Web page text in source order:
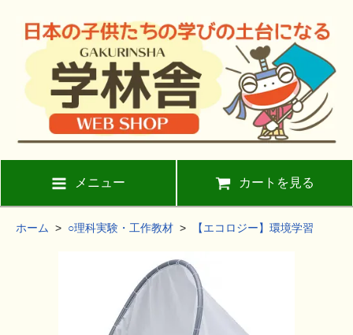
メニュー カートを見る
ホーム > ○理科実験・工作教材 > 【エコロジー】環境学習